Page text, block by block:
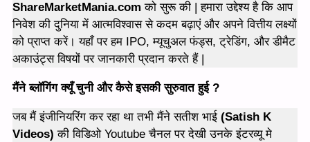
ShareMarketMania.com को सुरू की | हमारा उद्देश्य है कि आप
निवेश की दुनिया में आत्मविश्वास से कदम बढ़ाएं और अपने वित्तीय लक्ष्यों
को प्राप्त करें। यहाँ पर हम IPO, म्यूचुअल फंड्स, ट्रेडिंग, और डीमैट
अकाउंट्स विषयों पर जानकारी प्रदान करते हैं |
मैंने ब्लॉगिंग क्यूँ चुनी और कैसे इसकी सुरुवात हुई ?
जब मैं इंजीनियरिंग कर रहा था तभी मैंने सतीश भाई (Satish K
Videos)की विडिओ Youtube चैनल पर देखी उनके इंटरव्यू मे